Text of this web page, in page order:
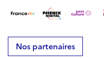
Nos partenaires